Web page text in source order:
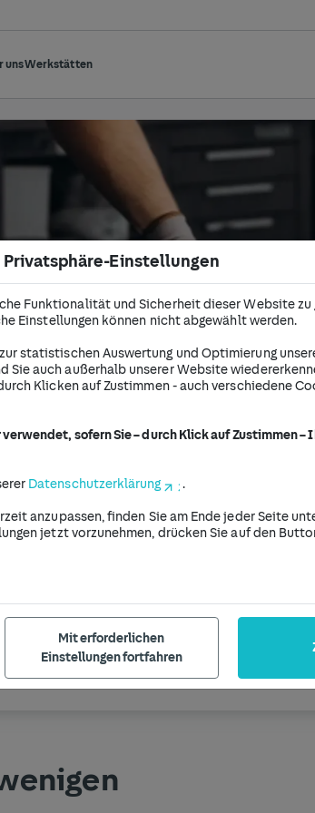
Privatsphäre-Einstellungen
Funktionalität und Sicherheit dieser Website zu
Einstellungen können nicht abgewählt werden.
statistischen Auswertung und Optimierung
Sie auch außerhalb unserer Website
Klicken auf Zustimmen - auch verschiedene
sofern Sie – durch Klick auf Zustimmen –
Datenschutzerklärung .
anzupassen, finden Sie am Ende jeder Seite
jetzt vorzunehmen, drücken Sie auf den
Mit erforderlichen
Einstellungen fortfahren
unsWerkstätten
das am Straßenverkehr
und Umweltverträglichkeit
sind abhängig von der Fahrzeugart,
sowie die Region innerhalb
teuer werden, vor allem, wenn
Jetzt HU/AU buchen